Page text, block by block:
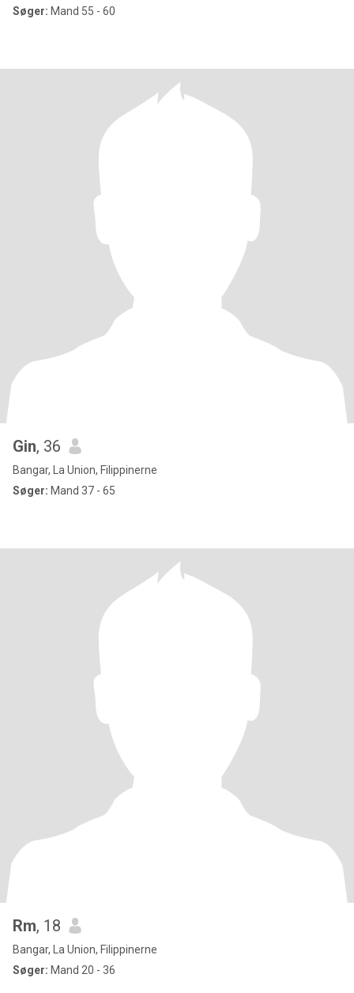
Søger: Mand 55 - 60
Gin, 36
Bangar, La Union, Filippinerne
Søger: Mand 37 - 65
Rm, 18
Bangar, La Union, Filippinerne
Søger: Mand 20 - 36